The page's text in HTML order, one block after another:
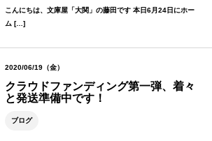
こんにちは、文庫屋「大関」の藤田です 本日6月24日にホー
ム […]
2020/06/19（金）
クラウドファンディング第一弾、着々
と発送準備中です！
ブログ